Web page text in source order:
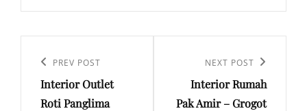
posPrevious
Post
PREV POST
Interior Outlet
Roti Panglima
Post
NEXT POST
Interior Rumah
Pak Amir – Grogot